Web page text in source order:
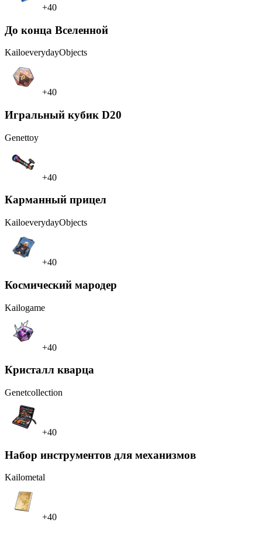
+40
До конца Вселенной
KailoeverydayObjects
+40
Игральный кубик D20
Genettoy
+40
Карманный прицел
KailoeverydayObjects
+40
Космический мародер
Kailogame
+40
Кристалл кварца
Genetcollection
+40
Набор инструментов для механизмов
Kailometal
+40